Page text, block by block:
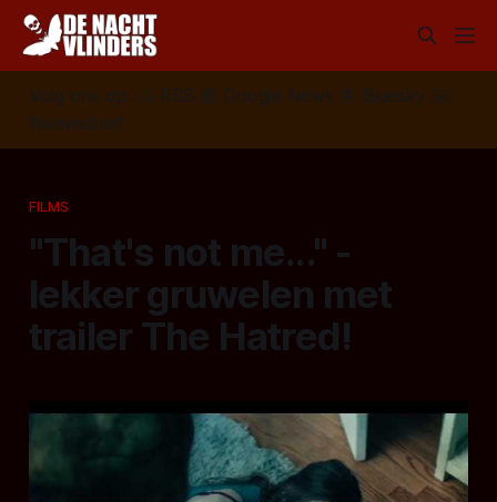
Volg ons op: 📣 RSS 📰 Google News 🦋 Bluesky
✉️
Nieuwsbrief
FILMS
"That's not me..." -
lekker gruwelen met
trailer The Hatred!